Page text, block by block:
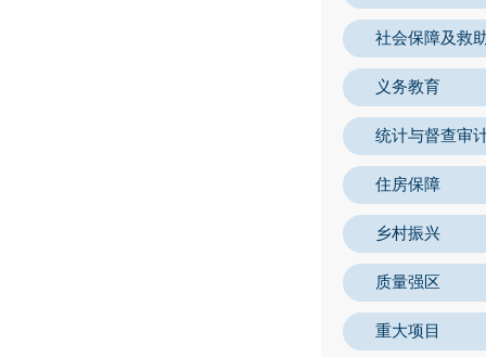
社会保障及救
义务教育
统计与督查审
住房保障
乡村振兴
质量强区
重大项目